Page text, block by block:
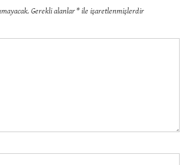
Gerekli alanlar*ile işaretlenmişlerdir